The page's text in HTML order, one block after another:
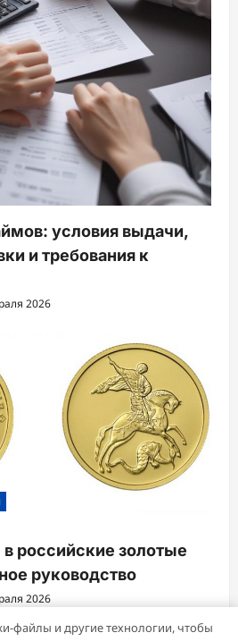
условия выдачи,
и требования к
2026
российские золотые
руководство
2026
файлы и другие технологии, чтобы